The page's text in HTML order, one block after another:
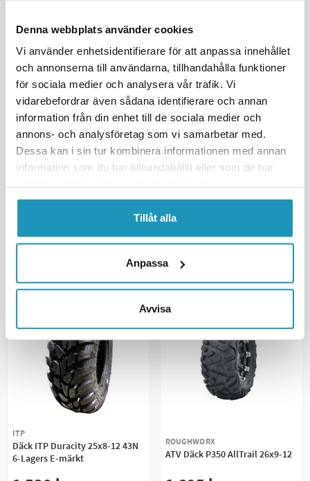
Denna webbplats använder cookies
Vi använder enhetsidentifierare för att anpassa innehållet
och annonserna till användarna, tillhandahålla funktioner
för sociala medier och analysera vår trafik. Vi
vidarebefordrar även sådana identifierare och annan
information från din enhet till de sociala medier och
annons- och analysföretag som vi samarbetar med.
Dessa kan i sin tur kombinera informationen med annan
information som du har tillhandahållit eller som de har
Tillåt alla
Anpassa
Avvisa
ROUGHWORX
ATV Däck P350 AllTrail 26x10-14
1 695 kr
ITP
Däck ITP Duracity 25x10-12 50N
6-Lagers E-Märkt
1 778 kr
ITP
Däck ITP Duracity 25x8-12 43N
6-Lagers E-märkt
ROUGHWORX
ATV Däck P350 AllTrail 26x9-12